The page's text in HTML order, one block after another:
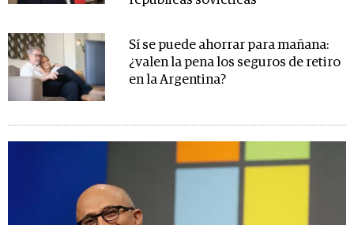
Sí se puede ahorrar para mañana:
¿valen la pena los seguros de retiro
en la Argentina?